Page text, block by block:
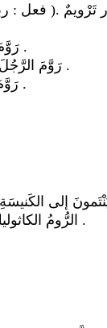
2 ." رَوَّمَ الوَلَدُ الشَّيْءَ " : جَعَلَهُ يَرومُهُ .
3 ." رَوَّمَ الرَّجُلَ ، وَرَوَّمَ بِالرَّجُلِ ": جَعَلَهُ يَرومُ .
4 ." رَوَّمَ رَأْيَهُ " : هَمَّ بِشَيْءٍ بَعْدَ شَيْءٍ .
3 ." الرُّومُ الكاثوليك ": هُمُ التَّابِعونَ لِسُلْطَةِ البابا .